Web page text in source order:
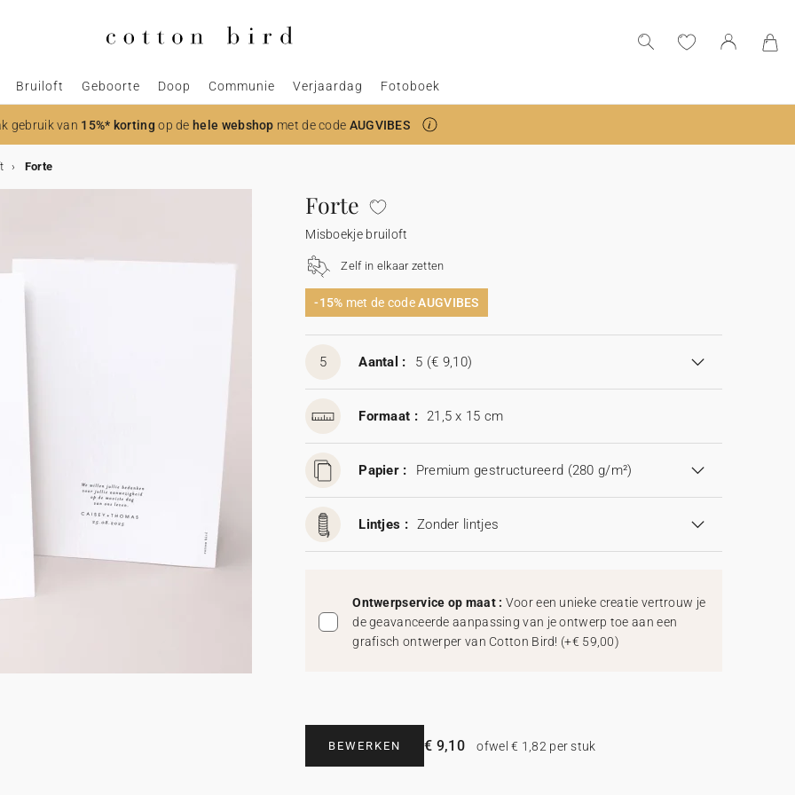
Bruiloft Geboorte Doop Communie Verjaardag Fotoboek
gebruik van 15%* kortingop dehele webshop met de code AUGVIBES
Forte
Forte
Misboekje bruiloft
Zelf in elkaar zetten
-15% met de codeAUGVIBES
5 Aantal : 5 (€ 9,10)
Formaat : 21,5 x 15 cm
Papier : Premium gestructureerd (280 g/m²)
Lintjes : Zonder lintjes
Ontwerpservice op maat : Voor een unieke creatie vertrouw je
de geavanceerde aanpassing van je ontwerp toe aan een
grafisch ontwerper van Cotton Bird! (+€ 59,00)
BEWERKEN € 9,10 ofwel € 1,82 per stuk